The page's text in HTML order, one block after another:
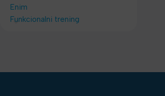
Enim
Funkcionalni trening